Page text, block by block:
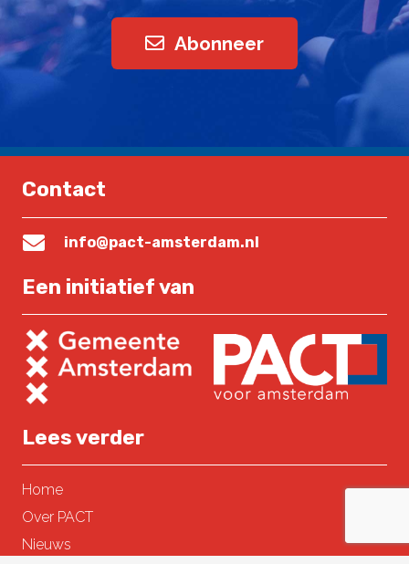
Abonneer
Contact
info@pact-amsterdam.nl
Een initiatief van
Lees verder
Home
Over PACT
Nieuws